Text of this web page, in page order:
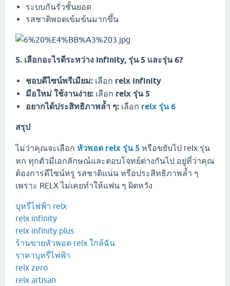
ระบบกันรั่วชั้นยอด
รสชาติพอตเข้มข้นมากขึ้น
5. เลือกอะไรดีระหว่าง Infinity, รุ่น 5 และรุ่น 6?
ชอบดีไซน์พรีเมียม: เลือก relx infinity
มือใหม่ ใช้งานง่าย: เลือก relx รุ่น 5
อยากได้ประสิทธิภาพล้ำ ๆ: เลือก relx รุ่น 6
สรุป
ไม่ว่าคุณจะเลือก หัวพอด relx รุ่น 5 หรือขยับไป relx รุ่น
หก ทุกตัวมีเอกลักษณ์และตอบโจทย์ต่างกันไป อยู่ที่ว่าคุณ
ต้องการดีไซน์หรู รสชาติแน่น หรือประสิทธิภาพล้ำ ๆ
เพราะ RELX ไม่เคยทำให้แฟน ๆ ผิดหวัง
บุหรี่ไฟฟ้า relx
relx infinity
relx infinity plus
ร้านขายหัวพอต relx ใกล้ฉัน
ราคาบุหรี่ไฟฟ้า
relx zero
relx artisan